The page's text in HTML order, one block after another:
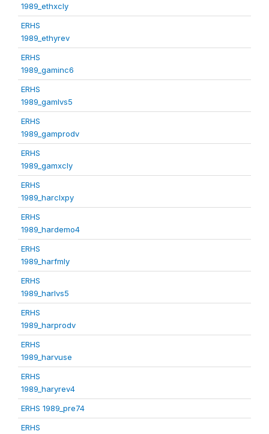
1989_ethxcly
ERHS
1989_ethyrev
ERHS
1989_gaminc6
ERHS
1989_gamlvs5
ERHS
1989_gamprodv
ERHS
1989_gamxcly
ERHS
1989_harclxpy
ERHS
1989_hardemo4
ERHS
1989_harfmly
ERHS
1989_harlvs5
ERHS
1989_harprodv
ERHS
1989_harvuse
ERHS
1989_haryrev4
ERHS 1989_pre74
ERHS